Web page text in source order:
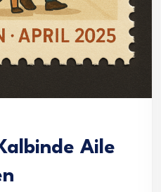
Aile